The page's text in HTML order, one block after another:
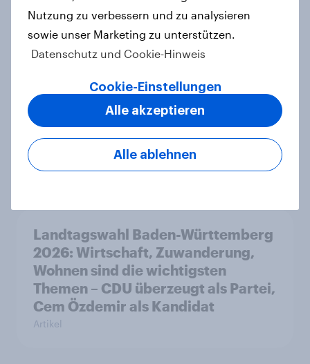
Artikel
Frauen und Männer sind sich einig,
dass die Geschlechter
gleichgestellt sein sollten, aber
nicht, ob sie schon gleichgestellt
Artikel
Landtagswahl Baden-Württemberg
2026: Wirtschaft, Zuwanderung,
Wohnen sind die wichtigsten
Themen – CDU überzeugt als Partei,
Cem Özdemir als Kandidat
Artikel
Nutzung zu verbessern und zu analysieren
sowie unser Marketing zu unterstützen.
Datenschutz und Cookie-Hinweis
Cookie-Einstellungen
Alle ablehnen
Alle akzeptieren